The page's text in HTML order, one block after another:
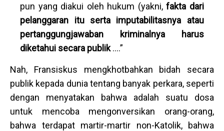
pun yang diakui oleh hukum (yakni,fakta dari
pelanggaran itu serta imputabilitasnya atau
pertanggungjawaban kriminalnya harus
diketahui secara publik….”
Nah, Fransiskus mengkhotbahkan bidah secara
publik kepada dunia tentang banyak perkara, seperti
dengan menyatakan bahwa adalah suatu dosa
untuk mencoba mengonversikan orang-orang,
bahwa terdapat martir-martir non-Katolik, bahwa